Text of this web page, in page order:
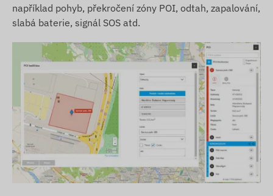
například pohyb, překročení zóny POI, odtah, zapalování,
slabá baterie, signál SOS atd.